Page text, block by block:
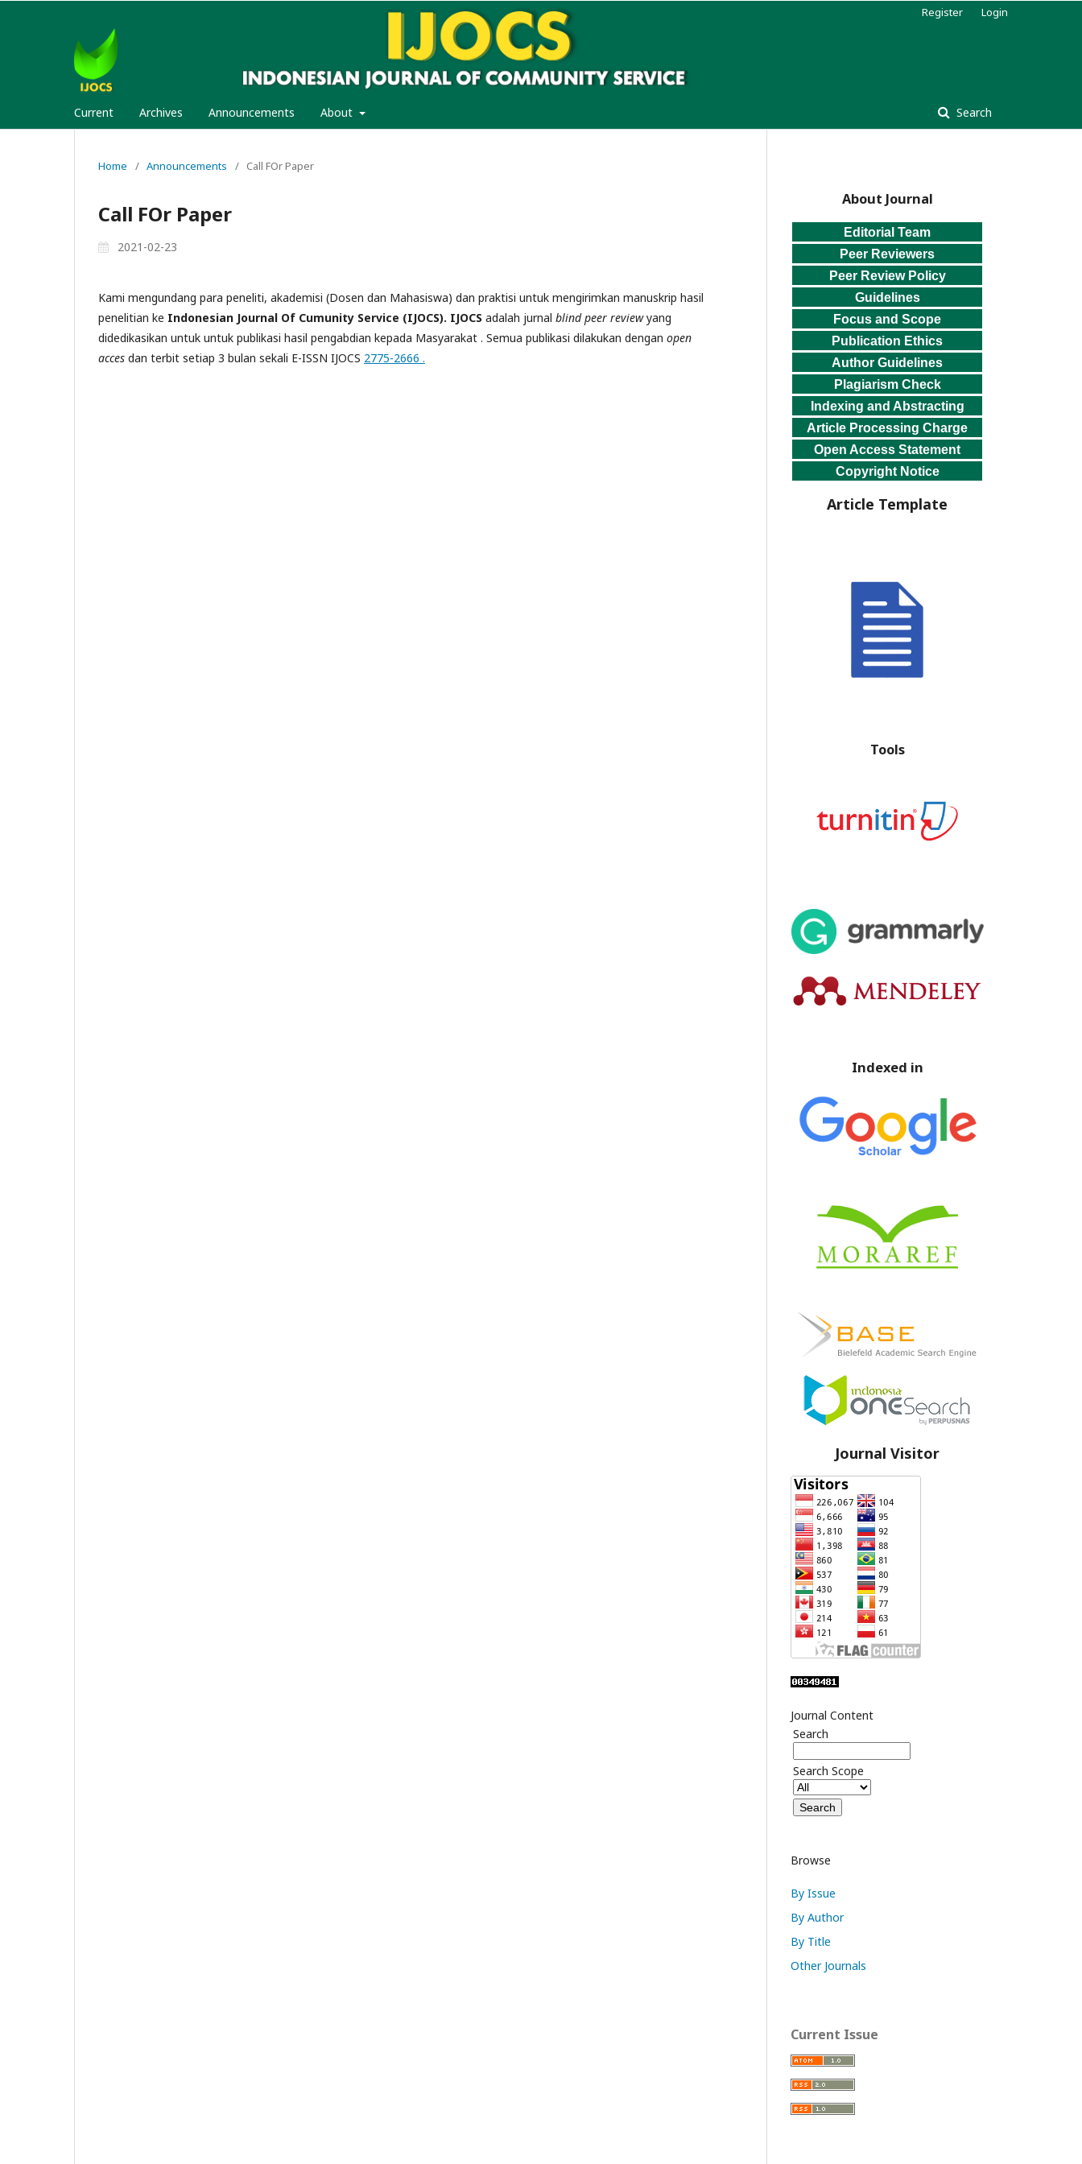
Current Archives Announcements About Search
Register Login
Home / Announcements / Call FOr Paper
Call FOr Paper
2021-02-23
Kami mengundang para peneliti, akademisi (Dosen dan Mahasiswa) dan praktisi untuk mengirimkan manuskrip hasil
penelitian ke Indonesian Journal Of Cumunity Service (IJOCS). IJOCS adalah jurnal blind peer reviewyang
didedikasikan untuk untuk publikasi hasil pengabdian kepada Masyarakat . Semua publikasi dilakukan dengan open
acces dan terbit setiap 3 bulan sekali E-ISSN IJOCS 2775-2666 .
About Journal
Editorial Team
Peer Reviewers
Peer Review Policy
Guidelines
Focus and Scope
Publication Ethics
Author Guidelines
Plagiarism Check
Indexing and Abstracting
Article Processing Charge
Open Access Statement
Copyright Notice
Article Template
Tools
Indexed in
Journal Visitor
Journal Content
Search
Search Scope
Browse
By Issue
By Author
By Title
Other Journals
Current Issue